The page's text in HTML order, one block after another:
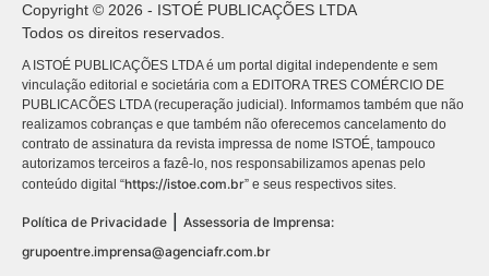
Copyright © 2026 - ISTOÉ PUBLICAÇÕES LTDA
Todos os direitos reservados.
A ISTOÉ PUBLICAÇÕES LTDA é um portal digital independente e sem
vinculação editorial e societária com a EDITORA TRES COMÉRCIO DE
PUBLICACÕES LTDA (recuperação judicial). Informamos também que não
realizamos cobranças e que também não oferecemos cancelamento do
contrato de assinatura da revista impressa de nome ISTOÉ, tampouco
autorizamos terceiros a fazê-lo, nos responsabilizamos apenas pelo
conteúdo digital “https://istoe.com.br” e seus respectivos sites.
Política de Privacidade
Assessoria de Imprensa:
grupoentre.imprensa@agenciafr.com.br